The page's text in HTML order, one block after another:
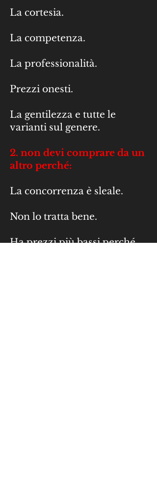
La cortesia.
La competenza.
La professionalità.
Prezzi onesti.
La gentilezza e tutte le
varianti sul genere.
2. non devi comprare da un
altro perché:
La concorrenza è sleale.
Non lo tratta bene.
Ha prezzi più bassi perché